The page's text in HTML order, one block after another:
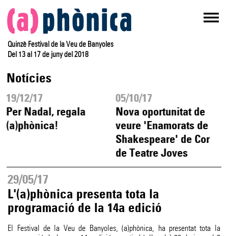
Quinzè Festival de la Veu de Banyoles
Del 13 al 17 de juny del 2018
Notícies
19/12/17
Per Nadal, regala
(a)phònica!
05/10/17
Nova oportunitat de
veure 'Enamorats de
Shakespeare' de Cor
de Teatre Joves
29/05/17
L'(a)phònica presenta tota la
programació de la 14a edició
El Festival de la Veu de Banyoles, (a)phònica, ha presentat tota la